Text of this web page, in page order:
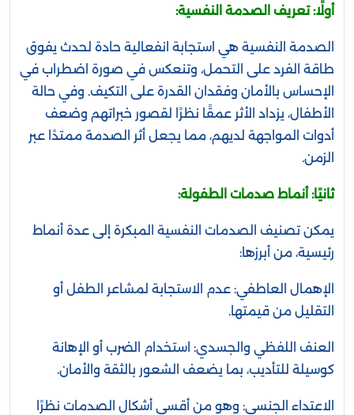
أولًا: تعريف الصدمة النفسية:
الصدمة النفسية هي استجابة انفعالية حادة لحدث يفوق
طاقة الفرد على التحمل، وتنعكس في صورة اضطراب في
الإحساس بالأمان وفقدان القدرة على التكيف. وفي حالة
الأطفال، يزداد الأثر عمقًا نظرًا لقصور خبراتهم وضعف
أدوات المواجهة لديهم، مما يجعل أثر الصدمة ممتدًا عبر
الزمن.
ثانيًا: أنماط صدمات الطفولة:
يمكن تصنيف الصدمات النفسية المبكرة إلى عدة أنماط
رئيسية، من أبرزها:
الإهمال العاطفي: عدم الاستجابة لمشاعر الطفل أو
التقليل من قيمتها.
العنف اللفظي والجسدي: استخدام الضرب أو الإهانة
كوسيلة للتأديب، بما يضعف الشعور بالثقة والأمان.
الاعتداء الجنسي: وهو من أقسى أشكال الصدمات نظرًا